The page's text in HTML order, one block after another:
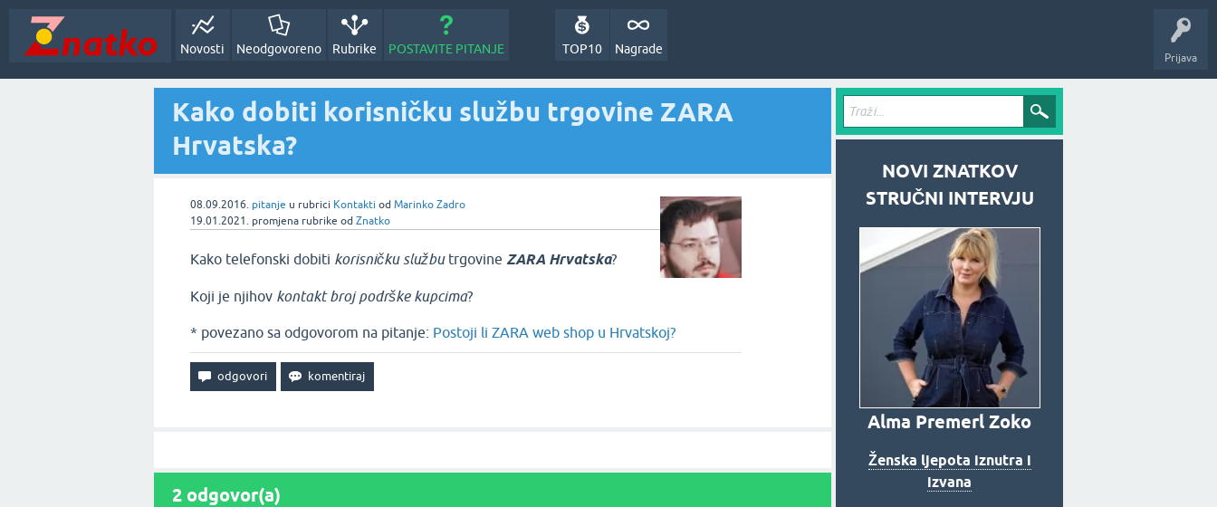
Prijava
Novosti Neodgovoreno Rubrike POSTAVITE PITANJE Nagrade
TOP10
Kako dobiti korisničku službu trgovine ZARA
Hrvatska?
08.09.2016. pitanje u rubrici Kontakti od Marinko Zadro
19.01.2021. promjena rubrike od Znatko
Kako telefonski dobiti korisničku službutrgovine ZARA Hrvatska?
Koji je njihov kontakt broj podrške kupcima?
* povezano sa odgovorom na pitanje: Postoji li ZARA web shop u Hrvatskoj?
2 odgovor(a)
NOVI ZNATKOV
STRUČNI INTERVJU
Alma Premerl Zoko
Ženska ljepota iznutra i
izvana